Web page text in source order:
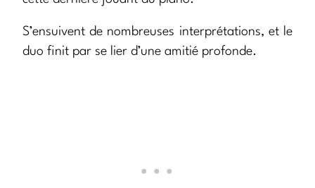
S’ensuivent de nombreuses interprétations, et le
duo finit par se lier d’une amitié profonde.